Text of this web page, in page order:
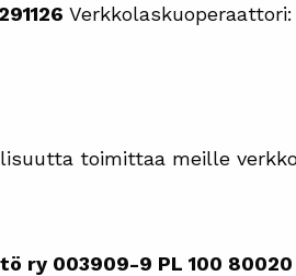
Verkkolaskuoperaattori:
toimittaa meille
ry 003909-9 PL 100